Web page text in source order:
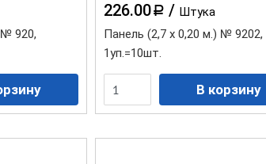
№ 920,
226.00 a / Штука
Панель (2,7 х 0,20 м.) № 9202,
1уп.=10шт.